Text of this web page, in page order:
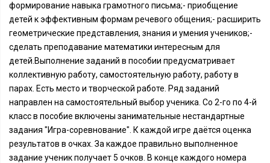
формирование навыка грамотного письма;- приобщение
детей к эффективным формам речевого общения;- расширить
геометрические представления, знания и умения учеников;-
сделать преподавание математики интересным для
детей.Выполнение заданий в пособии предусматривает
коллективную работу, самостоятельную работу, работу в
парах. Есть место и творческой работе. Ряд заданий
направлен на самостоятельный выбор ученика. Со 2-го по 4-й
класс в пособие включены занимательные нестандартные
задания "Игра-соревнование". К каждой игре даётся оценка
результатов в очках. За каждое правильно выполненное
задание ученик получает 5 очков. В конце каждого номера